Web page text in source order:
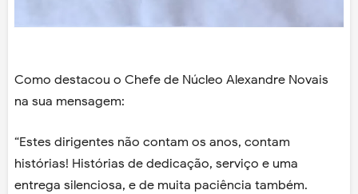
Como destacou o Chefe de Núcleo Alexandre Novais
na sua mensagem:
“Estes dirigentes não contam os anos, contam
histórias! Histórias de dedicação, serviço e uma
entrega silenciosa, e de muita paciência também.